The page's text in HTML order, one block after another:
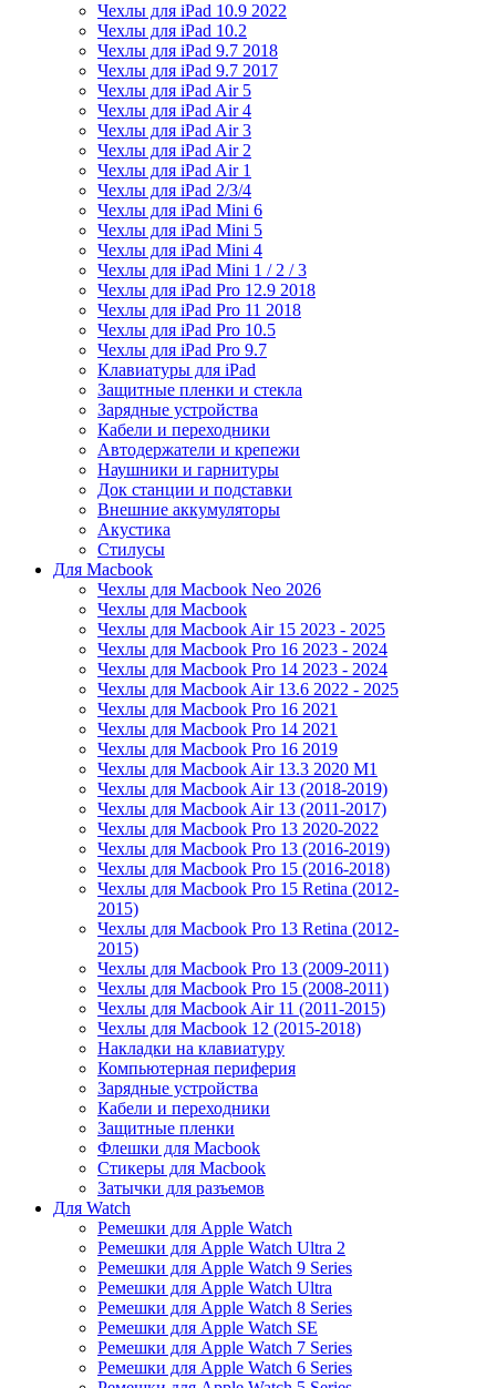
Чехлы для iPad 10.9 2022
Чехлы для iPad 10.2
Чехлы для iPad 9.7 2018
Чехлы для iPad 9.7 2017
Чехлы для iPad Air 5
Чехлы для iPad Air 4
Чехлы для iPad Air 3
Чехлы для iPad Air 2
Чехлы для iPad Air 1
Чехлы для iPad 2/3/4
Чехлы для iPad Mini 6
Чехлы для iPad Mini 5
Чехлы для iPad Mini 4
Чехлы для iPad Mini 1 / 2 / 3
Чехлы для iPad Pro 12.9 2018
Чехлы для iPad Pro 11 2018
Чехлы для iPad Pro 10.5
Чехлы для iPad Pro 9.7
Клавиатуры для iPad
Защитные пленки и стекла
Зарядные устройства
Кабели и переходники
Автодержатели и крепежи
Наушники и гарнитуры
Док станции и подставки
Внешние аккумуляторы
Акустика
Стилусы
Для Macbook
Чехлы для Macbook Neo 2026
Чехлы для Macbook
Чехлы для Macbook Air 15 2023 - 2025
Чехлы для Macbook Pro 16 2023 - 2024
Чехлы для Macbook Pro 14 2023 - 2024
Чехлы для Macbook Air 13.6 2022 - 2025
Чехлы для Macbook Pro 16 2021
Чехлы для Macbook Pro 14 2021
Чехлы для Macbook Pro 16 2019
Чехлы для Macbook Air 13.3 2020 M1
Чехлы для Macbook Air 13 (2018-2019)
Чехлы для Macbook Air 13 (2011-2017)
Чехлы для Macbook Pro 13 2020-2022
Чехлы для Macbook Pro 13 (2016-2019)
Чехлы для Macbook Pro 15 (2016-2018)
Чехлы для Macbook Pro 15 Retina (2012-
2015)
Чехлы для Macbook Pro 13 Retina (2012-
2015)
Чехлы для Macbook Pro 13 (2009-2011)
Чехлы для Macbook Pro 15 (2008-2011)
Чехлы для Macbook Air 11 (2011-2015)
Чехлы для Macbook 12 (2015-2018)
Накладки на клавиатуру
Компьютерная периферия
Зарядные устройства
Кабели и переходники
Защитные пленки
Флешки для Macbook
Стикеры для Macbook
Затычки для разъемов
Для Watch
Ремешки для Apple Watch
Ремешки для Apple Watch Ultra 2
Ремешки для Apple Watch 9 Series
Ремешки для Apple Watch Ultra
Ремешки для Apple Watch 8 Series
Ремешки для Apple Watch SE
Ремешки для Apple Watch 7 Series
Ремешки для Apple Watch 6 Series